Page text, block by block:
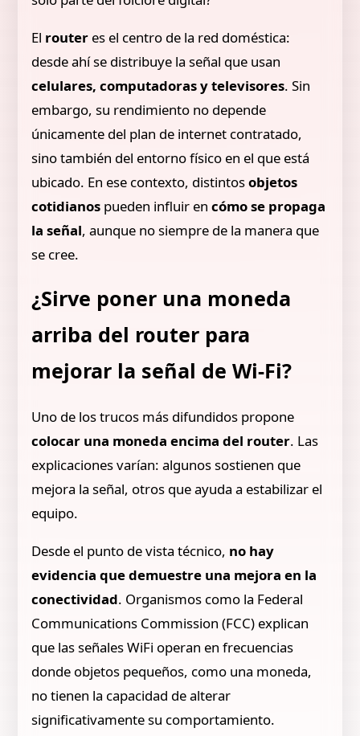
El router es el centro de la red doméstica:
desde ahí se distribuye la señal que usan
celulares, computadoras y televisores. Sin
embargo, su rendimiento no depende
únicamente del plan de internet contratado,
sino también del entorno físico en el que está
ubicado. En ese contexto, distintosobjetos
cotidianos pueden influir encómo se propaga
la señal, aunque no siempre de la manera que
se cree.
¿Sirve poner una moneda
arriba del router para
mejorar la señal de Wi-Fi?
Uno de los trucos más difundidos propone
colocar una moneda encima del router. Las
explicaciones varían: algunos sostienen que
mejora la señal, otros que ayuda a estabilizar el
equipo.
Desde el punto de vista técnico, no hay
evidencia que demuestre una mejora en la
conectividad. Organismos como la Federal
Communications Commission (FCC) explican
que las señales WiFi operan en frecuencias
donde objetos pequeños, como una moneda,
no tienen la capacidad de alterar
significativamente su comportamiento.